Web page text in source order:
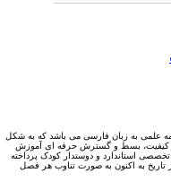
علمی به زبان فارسی می باشد که به شکل
کیفیت، بسط و گسترش حرفه ای آموزش
استاندارد و دوستدار کودک پرداخته
۱۳۹۹ به چاپ رسید واز تاریخ به اکنون به صورت تناوب هر فصل